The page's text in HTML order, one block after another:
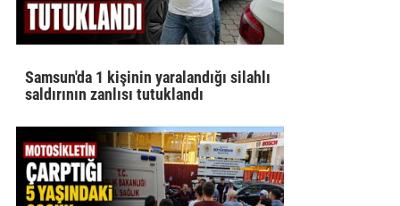
Samsun'da 1 kişinin yaralandığı silahlı
saldırının zanlısı tutuklandı